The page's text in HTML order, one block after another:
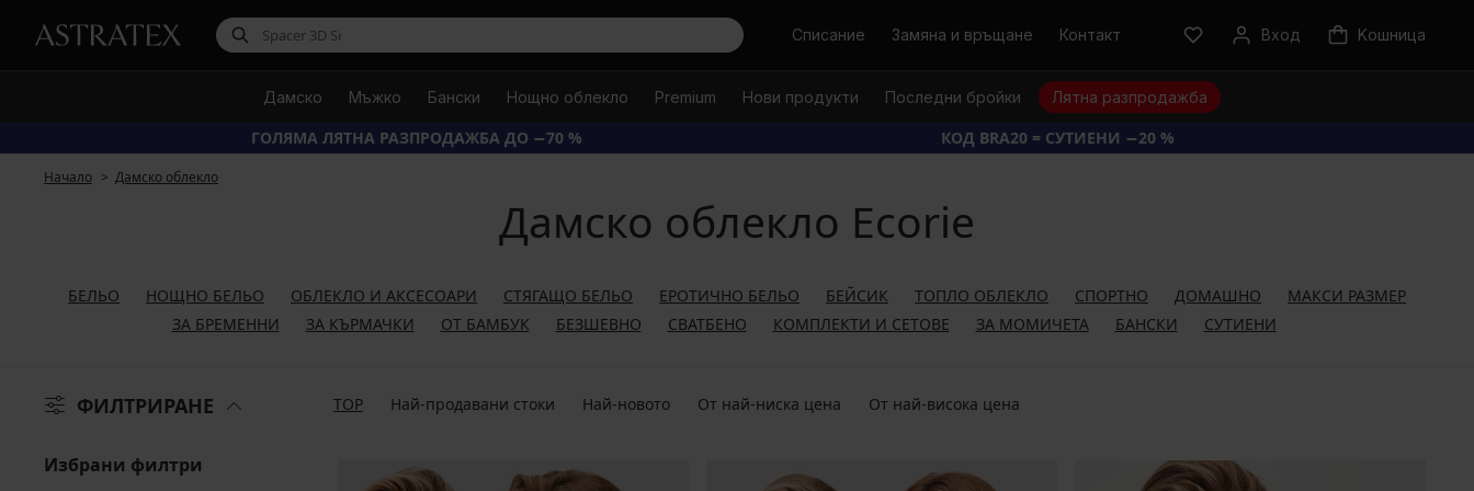
ТърсиСписание Замяна и връщане Контакт Вход Kошница
Дамско Мъжко Бански Нощно облекло Premium Нови продукти Последни бройки Лятна разпродажба
ГОЛЯМА ЛЯТНА РАЗПРОДАЖБА ДО −70 % КОД BRA20 = СУТИЕНИ −20 %
Начало Дамско облекло
Дамско облекло Ecorie
БЕЛЬО НОЩНО БЕЛЬО ОБЛЕКЛО И АКСЕСОАРИ СТЯГАЩО БЕЛЬО ЕРОТИЧНО БЕЛЬО БЕЙСИК ТОПЛО ОБЛЕКЛО СПОРТНО ДОМАШНО
МАКСИ РАЗМЕР
ЗА БРЕМЕННИ
ЗА КЪРМАЧКИ ОТ БАМБУК БЕЗШЕВНО СВАТБЕНО КОМПЛЕКТИ И СЕТОВЕ ЗА МОМИЧЕТА БАНСКИ СУТИЕНИ
ФИЛТРИРАНЕ TOP Най-продавани стоки Най-новото От най-ниска цена От най-висока цена
Избрани филтри